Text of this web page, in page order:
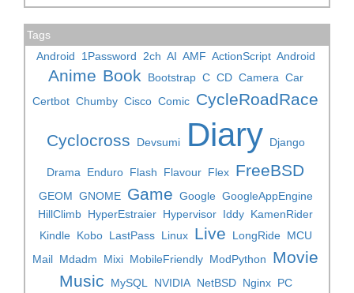
Tags
Android
1Password 2ch AI AMF ActionScript Android
Anime Book Bootstrap C CD Camera Car
Certbot Chumby Cisco Comic CycleRoadRace
Cyclocross Devsumi Diary Django
Drama Enduro Flash Flavour Flex FreeBSD
GEOM GNOME Game Google GoogleAppEngine
HillClimb HyperEstraier Hypervisor Iddy KamenRider
Kindle Kobo LastPass Linux Live LongRide MCU
Mail Mdadm Mixi MobileFriendly ModPython
Movie
Music
MySQL NVIDIA NetBSD Nginx PC